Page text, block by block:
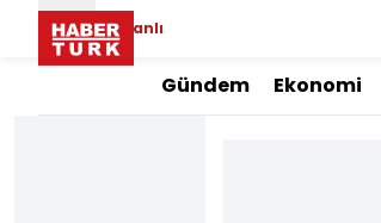
Canlı
Gündem Ekonomi